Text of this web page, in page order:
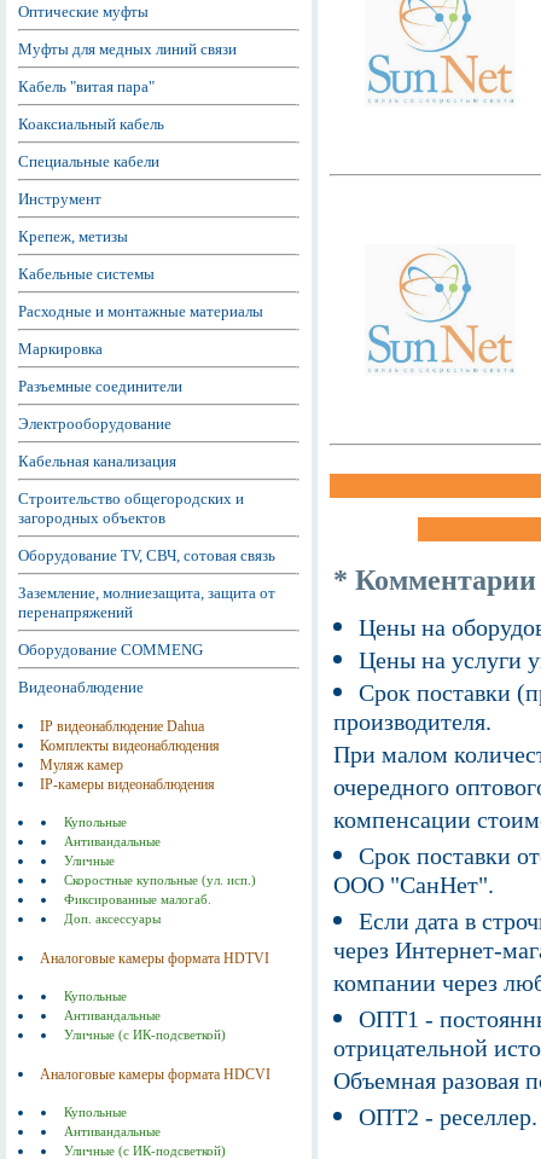
Оптические муфты
Муфты для медных линий связи
Кабель "витая пара"
Коаксиальный кабель
Специальные кабели
Инструмент
Крепеж, метизы
Кабельные системы
Расходные и монтажные материалы
Маркировка
Разъемные соединители
Электрооборудование
Кабельная канализация
Строительство общегородских и
загородных объектов
Оборудование TV, СВЧ, сотовая связь
Заземление, молниезащита, защита от
перенапряжений
Оборудование COMMENG
Видеонаблюдение
IP видеонаблюдение Dahua
Комплекты видеонаблюдения
Муляж камер
IP-камеры видеонаблюдения
Купольные
Антивандальные
Уличные
Скоростные купольные (ул. исп.)
Фиксированные малогаб.
Доп. аксессуары
Аналоговые камеры формата HDTVI
Купольные
Антивандальные
Уличные (с ИК-подсветкой)
Аналоговые камеры формата HDСVI
Купольные
Антивандальные
Уличные (с ИК-подсветкой)
* Комментарии
Цены на
Цены на услуги
Срок поставки
производителя.
При малом
очередного
компенсации
Срок поставки
ООО "СанНет".
Если дата в
через Интернет-
компании через
ОПТ1 -
отрицательной
Объемная разовая
ОПТ2 -